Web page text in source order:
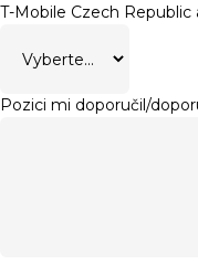
T-Mobile Czech Republic
Pozici mi doporučil/